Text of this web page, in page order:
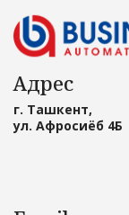
Адрес
г. Ташкент,
ул. Афросиёб 4Б